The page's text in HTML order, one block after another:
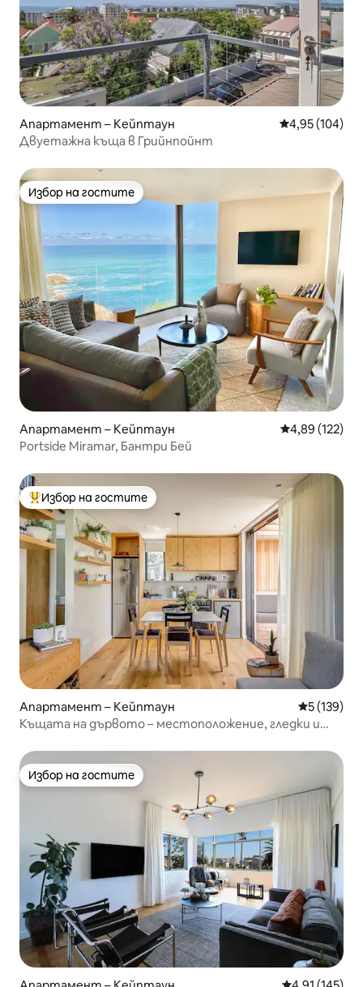
Апартамент – Кейптаун Средна
4,95 (104)
Двуетажна къща в Грийнпойнт
Избор на гостите
Избор на гостите
Апартамент – Кейптаун Средна
4,89 (122)
Portside Miramar, Бантри Бей
Най-популярен избор на гостите
Избор на гостите
Апартамент – Кейптаун Средна
5 (139)
Къщата на дървото – местоположение, гледки и
Избор на гостите
Избор на гостите